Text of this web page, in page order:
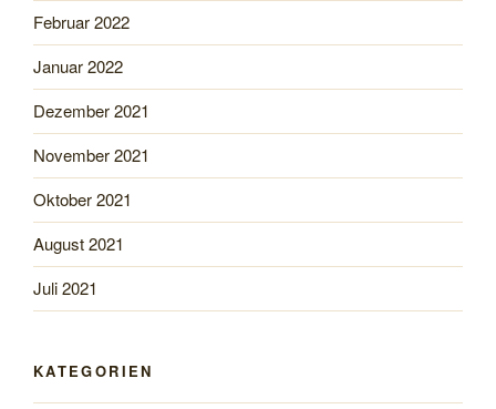
Februar 2022
Januar 2022
Dezember 2021
November 2021
Oktober 2021
August 2021
Juli 2021
KATEGORIEN